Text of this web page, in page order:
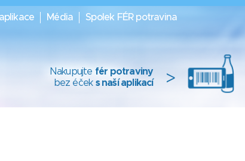
Média Spolek FÉR potravina
Nakupujte fér potraviny
bez éček s naší aplikací >